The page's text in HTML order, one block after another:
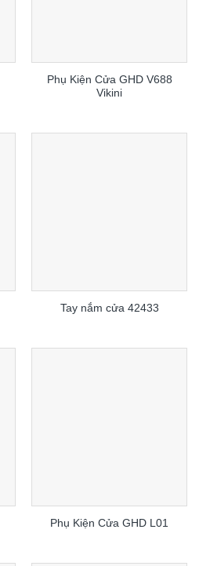
Phụ Kiện Cửa GHD V688
Vikini
Tay nắm cửa 42433
Phụ Kiện Cửa GHD L01